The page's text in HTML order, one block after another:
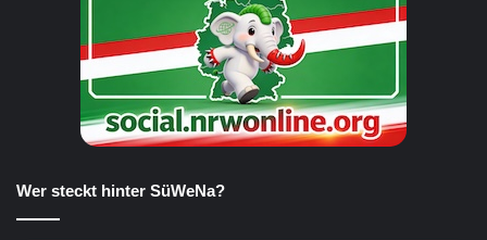
Wer steckt hinter SüWeNa?